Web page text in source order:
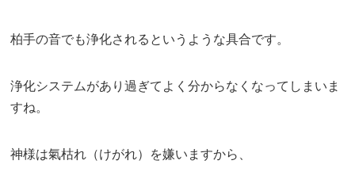
柏手の音でも浄化されるというような具合です。
浄化システムがあり過ぎてよく分からなくなってしまいま
すね。
神様は氣枯れ（けがれ）を嫌いますから、